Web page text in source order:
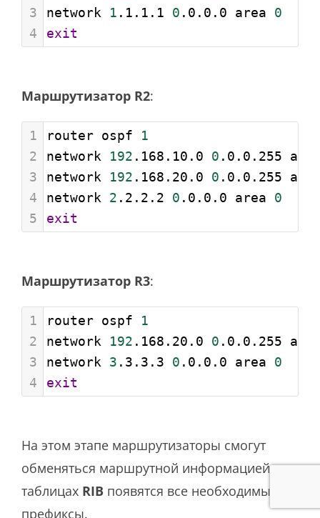
3
network 1 .1.1.1 0 .0.0.0 area 0
4
exit
Маршрутизатор R2:
1 router ospf 1
2
network 192 .168.10.0 0 .0.0.255
3
network 192 .168.20.0 0 .0.0.255
4
network 2 .2.2.2 0 .0.0.0 area 0
5
exit
Маршрутизатор R3:
1 router ospf 1
2
network 192 .168.20.0 0 .0.0.255
3
network 3 .3.3.3 0 .0.0.0 area 0
4
exit
На этом этапе маршрутизаторы смогут
обменяться маршрутной информацией, и в
таблицах RIB появятся все необходимые
префиксы.